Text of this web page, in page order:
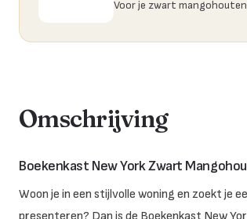
Voor je zwart mangohouten
Omschrijving
Boekenkast New York Zwart
Woon je in een stijlvolle woning en zoekt je